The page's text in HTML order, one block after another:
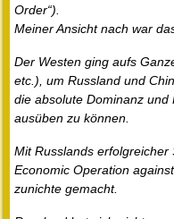
Order“).
Meiner Ansicht nach war
Der Westen ging aufs
etc.), um Russland und
die absolute Dominanz
ausüben zu können.
Mit Russlands erfolgreicher
Economic Operation
zunichte gemacht.